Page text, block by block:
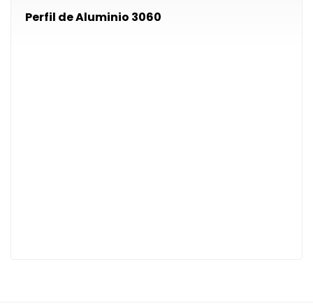
Perfil de Aluminio 3060